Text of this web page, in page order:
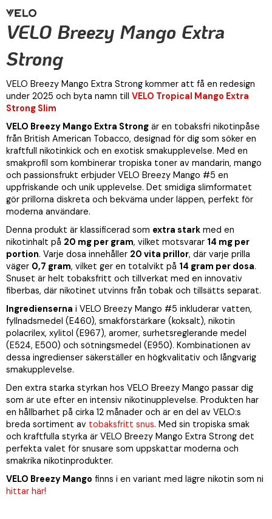
VELO Breezy Mango Extra
Strong
VELO Breezy Mango Extra Strong kommer att få en redesign
under 2025 och byta namn till VELO Tropical Mango Extra
Strong Slim
VELO Breezy Mango Extra Strong är en tobaksfri nikotinpåse
från British American Tobacco, designad för dig som söker en
kraftfull nikotinkick och en exotisk smakupplevelse. Med en
smakprofil som kombinerar tropiska toner av mandarin, mango
och passionsfrukt erbjuder VELO Breezy Mango #5 en
uppfriskande och unik upplevelse. Det smidiga slimformatet
gör prillorna diskreta och bekväma under läppen, perfekt för
moderna användare.
Denna produkt är klassificerad som extra stark med en
nikotinhalt på 20 mg per gram, vilket motsvarar 14 mg per
portion. Varje dosa innehåller 20 vita prillor, där varje prilla
väger 0,7 gram, vilket ger en totalvikt på 14 gram per dosa.
Snuset är helt tobaksfritt och tillverkat med en innovativ
fiberbas, där nikotinet utvinns från tobak och tillsätts separat.
Ingredienserna i VELO Breezy Mango #5 inkluderar vatten,
fyllnadsmedel (E460), smakförstärkare (koksalt), nikotin
polacrilex, xylitol (E967), aromer, surhetsreglerande medel
(E524, E500) och sötningsmedel (E950). Kombinationen av
dessa ingredienser säkerställer en högkvalitativ och långvarig
smakupplevelse.
Den extra starka styrkan hos VELO Breezy Mango passar dig
som är ute efter en intensiv nikotinupplevelse. Produkten har
en hållbarhet på cirka 12 månader och är en del av VELO:s
breda sortiment av tobaksfritt snus. Med sin tropiska smak
och kraftfulla styrka är VELO Breezy Mango Extra Strong det
perfekta valet för snusare som uppskattar moderna och
smakrika nikotinprodukter.
VELO Breezy Mango finns i en variant med lägre nikotin som ni
hittar här!